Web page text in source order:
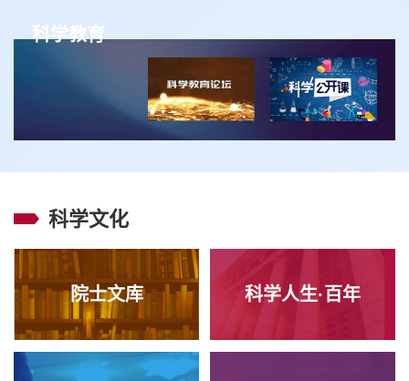
科学教育
科学文化
院士文库 科学人生·百年